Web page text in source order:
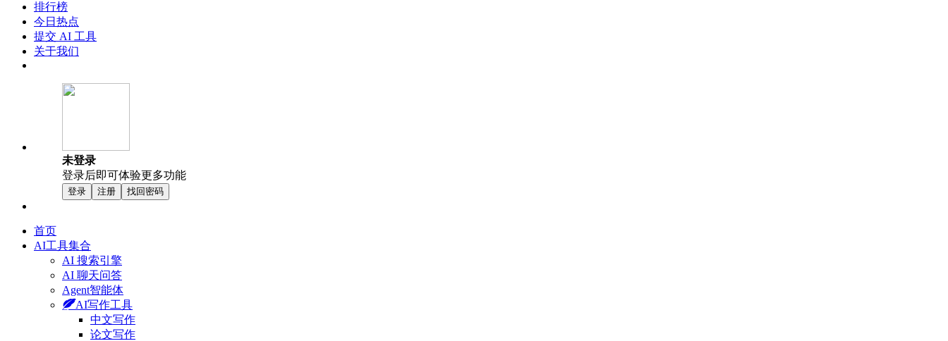
排行榜
今日热点
提交 AI 工具
关于我们
未登录
登录后即可体验更多功能
登录 注册 找回密码
首页
AI工具集合
AI 搜索引擎
AI 聊天问答
Agent智能体
AI写作工具
中文写作
论文写作